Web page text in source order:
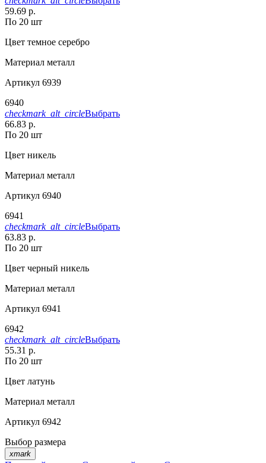
59.69 р.
По 20 шт
Цвет темное серебро
Материал металл
Артикул 6939
6940
checkmark_alt_circleВыбрать
66.83 р.
По 20 шт
Цвет никель
Материал металл
Артикул 6940
6941
checkmark_alt_circleВыбрать
63.83 р.
По 20 шт
Цвет черный никель
Материал металл
Артикул 6941
6942
checkmark_alt_circleВыбрать
55.31 р.
По 20 шт
Цвет латунь
Материал металл
Артикул 6942
Выбор размера
xmark